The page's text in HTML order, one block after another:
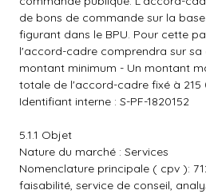
de bons de commande sur la
figurant dans le BPU. Pour cette
l'accord-cadre comprendra sur sa
montant minimum - Un montant
totale de l'accord-cadre fixé à
Identifiant interne : S-PF-1820152
5.1.1 Objet
Nature du marché : Services
Nomenclature principale ( cpv ):
faisabilité, service de conseil,